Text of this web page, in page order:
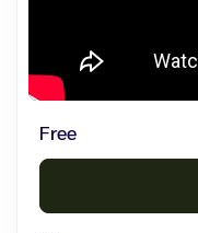
Free